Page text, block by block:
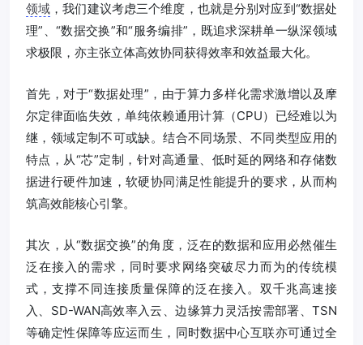
领域 ，我们建议考虑三个维度，也就是分别对应到“数据处
理”、“数据交换”和“服务编排”，既追求深耕单一纵深领域
求极限，亦主张立体高效协同获得效率和效益最大化。
首先，对于“数据处理”，由于算力多样化需求激增以及摩
尔定律面临失效，单纯依赖通用计算（CPU）已经难以为
继，领域定制不可或缺。结合不同场景、不同类型应用的
特点，从“芯”定制，针对高通量、低时延的网络和存储数
据进行硬件加速，软硬协同满足性能提升的要求，从而构
筑高效能核心引擎。
其次，从“数据交换”的角度，泛在的数据和应用必然催生
泛在接入的需求，同时要求网络突破尽力而为的传统模
式，支撑不同连接质量保障的泛在接入。双千兆高速接
入、SD-WAN高效率入云、边缘算力灵活按需部署、TSN
等确定性保障等应运而生，同时数据中心互联亦可通过全